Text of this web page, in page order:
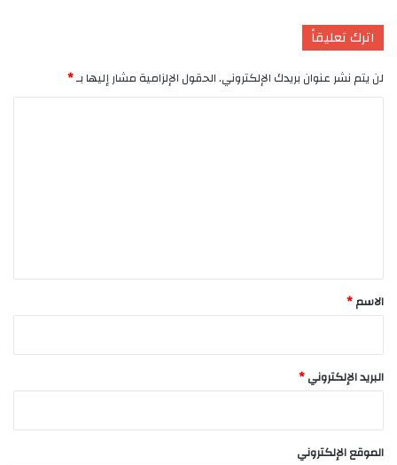
اترك تعليقاً
لن يتم نشر عنوان بريدك الإلكتروني.الحقول الإلزامية مشار إليها بـ*
*
الاسم*
البريد الإلكتروني*
الموقع الإلكتروني